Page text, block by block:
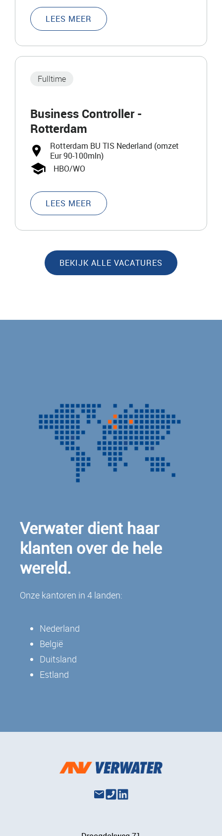
LEES MEER
Fulltime
Business Controller -
Rotterdam
Rotterdam BU TIS Nederland (omzet
Eur 90-100mln)
HBO/WO
LEES MEER
BEKIJK ALLE VACATURES
Verwater dient haar
klanten over de hele
wereld.
Onze kantoren in 4 landen:
Nederland
België
Duitsland
Estland